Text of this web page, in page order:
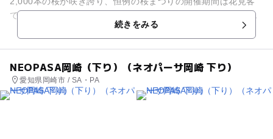
で賑わいます。また公園内には、総合体育館をはじめ、テニス
コートなどのスポーツ施...続きをみる
NEOPASA岡崎（下り）（ネオパーサ岡崎 下り）
愛知県岡崎市 / SA・PA